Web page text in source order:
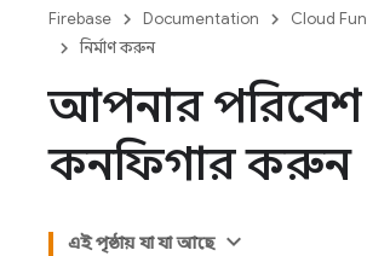
Firebase Documentation
Cloud
নির্মাণ করুন
আপনার পরিবেশ
কনফিগার করুন
এই পৃষ্ঠায় যা যা আছে